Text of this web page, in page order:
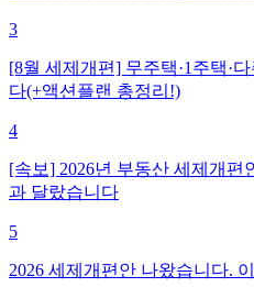
3
[8월 세제개편] 무주택·1주택·
다(+액션플랜 총정리!)
4
[속보] 2026년 부동산 세제개편
과 달랐습니다
5
2026 세제개편안 나왔습니다.